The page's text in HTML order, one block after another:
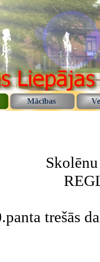
Mācības
trešās